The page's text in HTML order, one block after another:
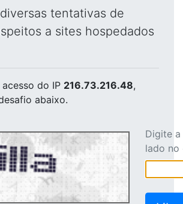
tentativas de
a sites hospedados
do IP 216.73.216.48,
abaixo.
Digite
lado no